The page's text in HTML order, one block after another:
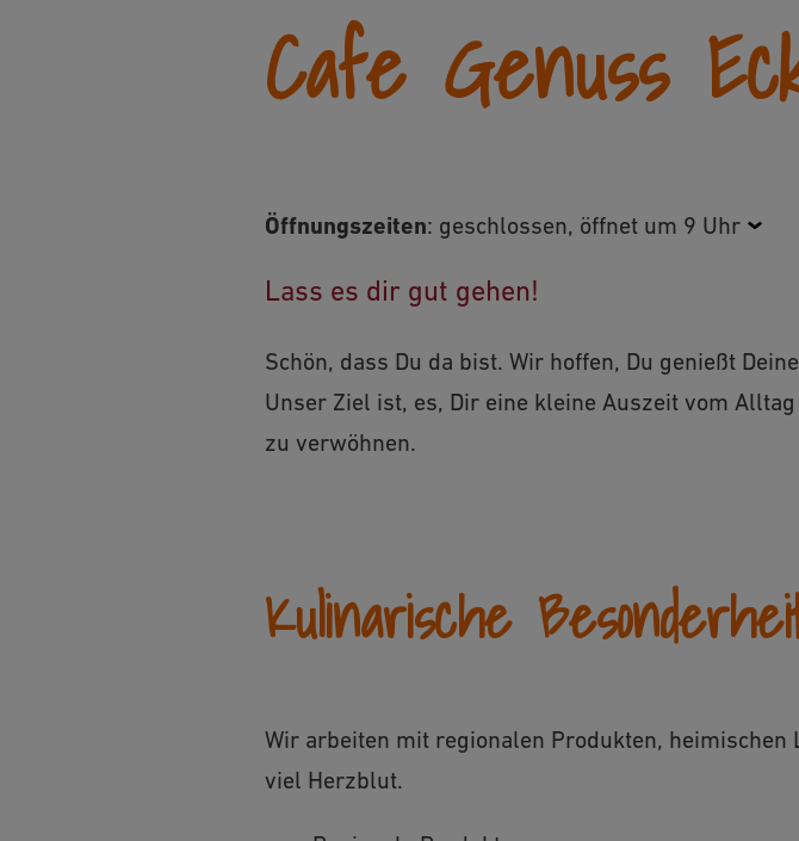
Cafe Genuss
Öffnungszeiten: geschlossen, öffnet um 9 Uhr
Lass es dir gut gehen!
Schön, dass Du da bist. Wir hoffen, Du genießt
Unser Ziel ist, es, Dir eine kleine Auszeit vom
zu verwöhnen.
Kulinarische
Wir arbeiten mit regionalen Produkten,
viel Herzblut.